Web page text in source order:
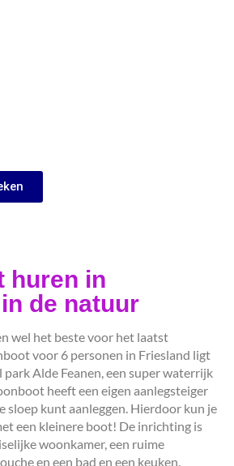
huren in
de natuur
wel het beste voor het laatst
voor 6 personen in Friesland ligt
Alde Feanen, een super waterrijk
heeft een eigen aanlegsteiger
sloep kunt aanleggen. Hierdoor kun je
een kleinere boot! De inrichting is
woonkamer, een ruime
en een bad en een keuken.